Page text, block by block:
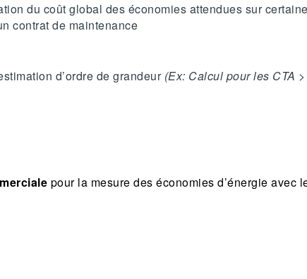
du coût global des économies attendues sur
contrat de maintenance
d’ordre de grandeur (Ex: Calcul pour les CTA
pour la mesure des économies d’énergie avec